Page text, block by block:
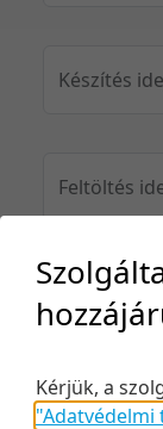
Készítés
Feltöltés
Feltöltés
Kérjük, a